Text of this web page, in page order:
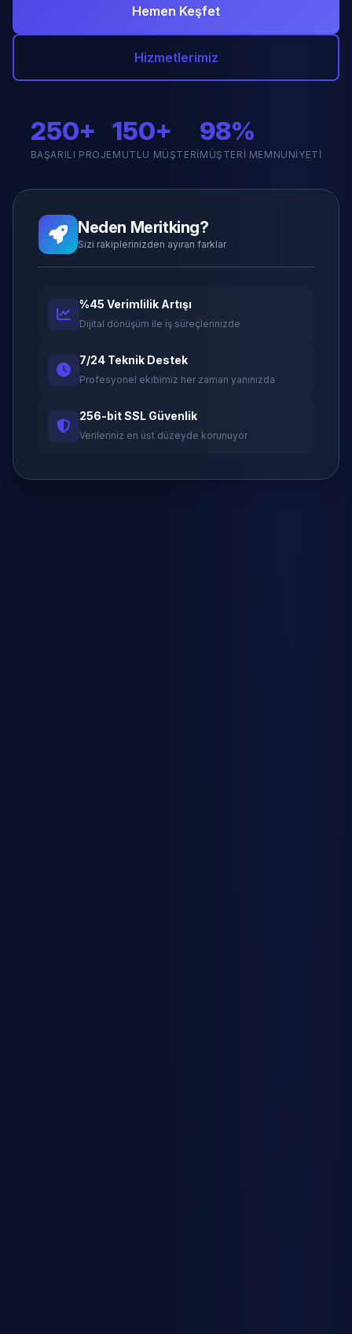
Hemen Keşfet
Hizmetlerimiz
250+
BAŞARILI PROJE
150+
MUTLU MÜŞTERI
98%
MÜŞTERI MEMNUNIYETI
Neden Meritking?
Sizi rakiplerinizden ayıran farklar
%45 Verimlilik Artışı
Dijital dönüşüm ile iş süreçlerinizde
7/24 Teknik Destek
Profesyonel ekibimiz her zaman yanınızda
256-bit SSL Güvenlik
Verileriniz en üst düzeyde korunuyor